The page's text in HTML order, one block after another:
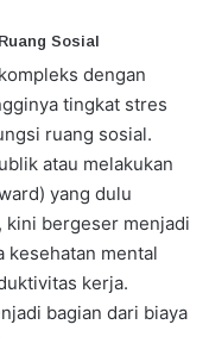
Sosial
dengan
tingkat stres
ruang sosial.
atau melakukan
yang dulu
kini bergeser menjadi
kesehatan mental
kerja.
bagian dari biaya